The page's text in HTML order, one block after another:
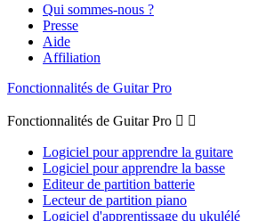
Qui sommes-nous ?
Presse
Aide
Affiliation
Fonctionnalités de Guitar Pro
Fonctionnalités de Guitar Pro  
Logiciel pour apprendre la guitare
Logiciel pour apprendre la basse
Editeur de partition batterie
Lecteur de partition piano
Logiciel d'apprentissage du ukulélé